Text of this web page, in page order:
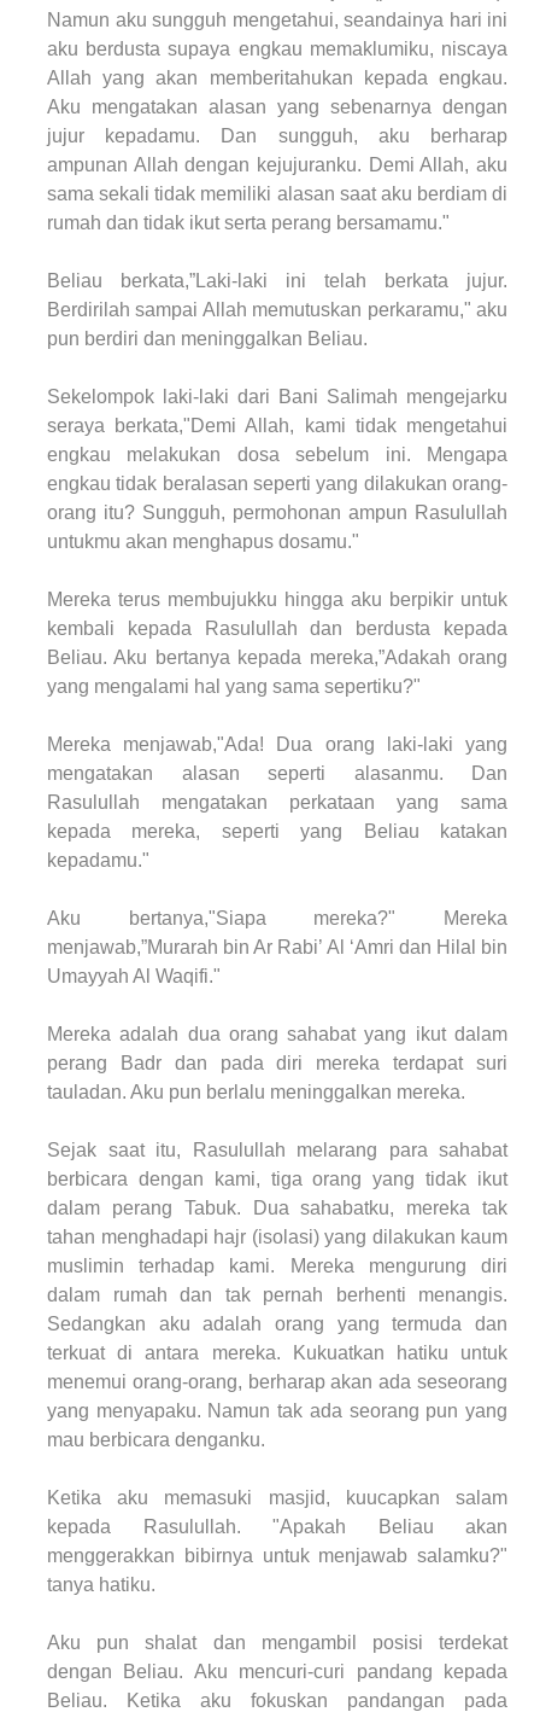
Namun aku sungguh mengetahui, seandainya hari ini
aku berdusta supaya engkau memaklumiku, niscaya
Allah yang akan memberitahukan kepada engkau.
Aku mengatakan alasan yang sebenarnya dengan
jujur kepadamu. Dan sungguh, aku berharap
ampunan Allah dengan kejujuranku. Demi Allah, aku
sama sekali tidak memiliki alasan saat aku berdiam di
rumah dan tidak ikut serta perang bersamamu."
Beliau berkata,”Laki-laki ini telah berkata jujur.
Berdirilah sampai Allah memutuskan perkaramu," aku
pun berdiri dan meninggalkan Beliau.
Sekelompok laki-laki dari Bani Salimah mengejarku
seraya berkata,"Demi Allah, kami tidak mengetahui
engkau melakukan dosa sebelum ini. Mengapa
engkau tidak beralasan seperti yang dilakukan orang-
orang itu? Sungguh, permohonan ampun Rasulullah
untukmu akan menghapus dosamu."
Mereka terus membujukku hingga aku berpikir untuk
kembali kepada Rasulullah dan berdusta kepada
Beliau. Aku bertanya kepada mereka,”Adakah orang
yang mengalami hal yang sama sepertiku?"
Mereka menjawab,"Ada! Dua orang laki-laki yang
mengatakan alasan seperti alasanmu. Dan
Rasulullah mengatakan perkataan yang sama
kepada mereka, seperti yang Beliau katakan
kepadamu."
Aku bertanya,"Siapa mereka?" Mereka
menjawab,”Murarah bin Ar Rabi’ Al ‘Amri dan Hilal bin
Umayyah Al Waqifi."
Mereka adalah dua orang sahabat yang ikut dalam
perang Badr dan pada diri mereka terdapat suri
tauladan. Aku pun berlalu meninggalkan mereka.
Sejak saat itu, Rasulullah melarang para sahabat
berbicara dengan kami, tiga orang yang tidak ikut
dalam perang Tabuk. Dua sahabatku, mereka tak
tahan menghadapi hajr (isolasi) yang dilakukan kaum
muslimin terhadap kami. Mereka mengurung diri
dalam rumah dan tak pernah berhenti menangis.
Sedangkan aku adalah orang yang termuda dan
terkuat di antara mereka. Kukuatkan hatiku untuk
menemui orang-orang, berharap akan ada seseorang
yang menyapaku. Namun tak ada seorang pun yang
mau berbicara denganku.
Ketika aku memasuki masjid, kuucapkan salam
kepada Rasulullah. "Apakah Beliau akan
menggerakkan bibirnya untuk menjawab salamku?"
tanya hatiku.
Aku pun shalat dan mengambil posisi terdekat
dengan Beliau. Aku mencuri-curi pandang kepada
Beliau. Ketika aku fokuskan pandangan pada